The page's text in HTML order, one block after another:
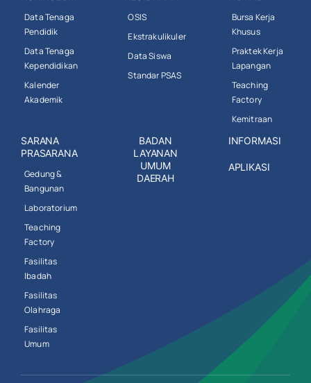
Data Tenaga
Pendidik
Data Tenaga
Kependidikan
Kalender
Akademik
OSIS
Ekstrakulikuler
Data Siswa
Standar PSAS
Bursa Kerja
Khusus
Praktek Kerja
Lapangan
Teaching
Factory
Kemitraan
SARANA
PRASARANA
Gedung &
Bangunan
Laboratorium
Teaching
Factory
Fasilitas
Ibadah
Fasilitas
Olahraga
Fasilitas
Umum
BADAN
LAYANAN
UMUM
DAERAH
INFORMASI
APLIKASI